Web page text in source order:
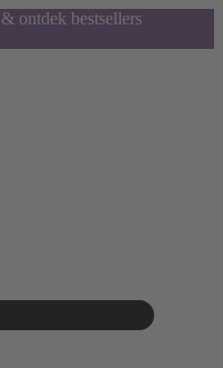
ontdek bestsellers